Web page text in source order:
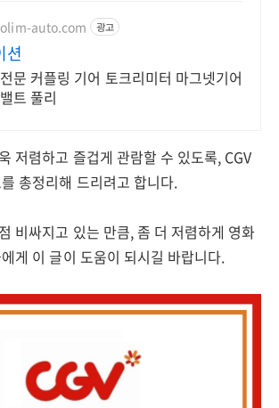
auto.com 광고
션
문 커플링 기어 토크리미터 마그넷기어
트 풀리
저렴하고 즐겁게 관람할 수 있도록, CGV
총정리해 드리려고 합니다.
비싸지고 있는 만큼, 좀 더 저렴하게 영화
게 이 글이 도움이 되시길 바랍니다.